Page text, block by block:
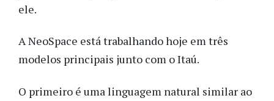
ele.
A NeoSpace está trabalhando hoje em três
modelos principais junto com o Itaú.
O primeiro é uma linguagem natural similar ao